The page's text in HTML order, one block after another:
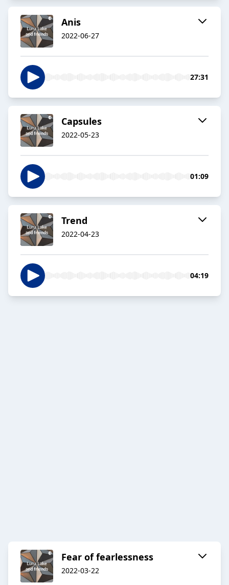
Anis
2022-06-27
27:31
Capsules
2022-05-23
01:09
Trend
2022-04-23
04:19
Fear of fearlessness
2022-03-22